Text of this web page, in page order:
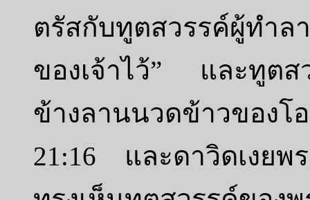
ตรัสกับทูตสวรรค์ผู้ทำ
ของเจ้าไว้” และทูตส
ข้างลานนวดข้าวของโ
21:16 และดาวิดเงย